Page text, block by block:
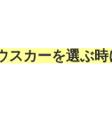
スカーを選ぶ